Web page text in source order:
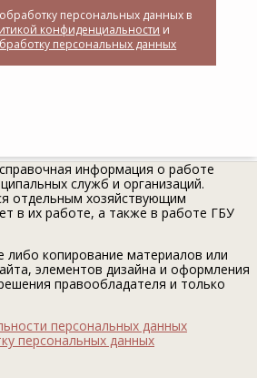
персональных данных в
конфиденциальности и
персональных данных
информация о работе
служб и организаций.
отдельным хозяйствующим
в их работе, а также в работе ГБУ
копирование материалов или
элементов дизайна и оформления
правообладателя и только
персональных данных
персональных данных